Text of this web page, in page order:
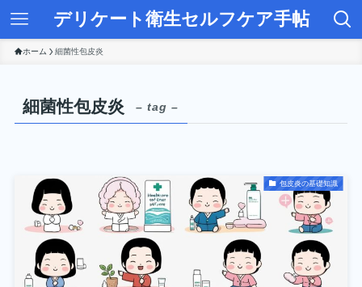
デリケート衛生セルフケア手帖
ホーム 細菌性包皮炎
細菌性包皮炎 – tag –
包皮炎の基礎知識